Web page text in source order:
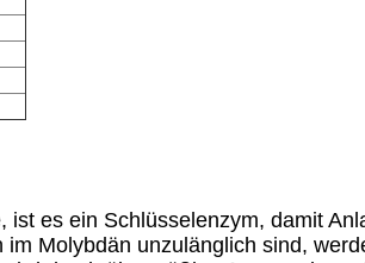
es ein Schlüsselenzym, damit
Molybdän unzulänglich sind,